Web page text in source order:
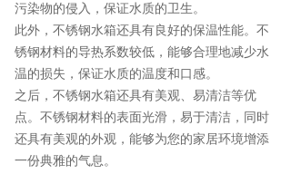
污染物的侵入，保证水质的卫生。
此外，不锈钢水箱还具有良好的保温性能。不
锈钢材料的导热系数较低，能够合理地减少水
温的损失，保证水质的温度和口感。
之后，不锈钢水箱还具有美观、易清洁等优
点。不锈钢材料的表面光滑，易于清洁，同时
还具有美观的外观，能够为您的家居环境增添
一份典雅的气息。